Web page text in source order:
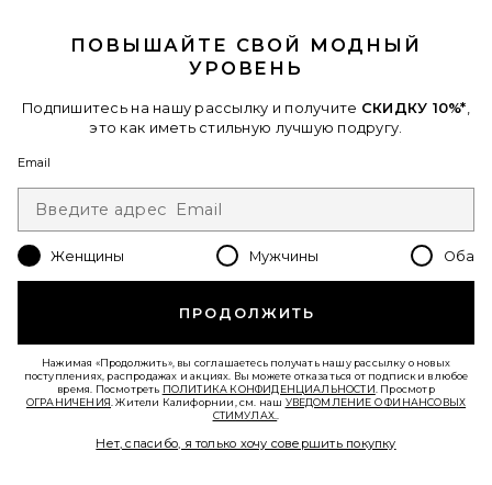
$145
Favorite ШАРФ SUTTON
ШАРФ SUTTON
ПОВЫШАЙТЕ СВОЙ МОДНЫЙ
УРОВЕНЬ
Подпишитесь на нашу рассылку и получите СКИДКУ 10%*
это как иметь стильную лучшую подругу.
Email
Женщины Мужчины Оба
ПРОДОЛЖИТЬ
Нажимая «Продолжить», вы соглашаетесь получать нашу рассылку о новых
поступлениях, распродажах и акциях. Вы можете отказаться от подписки в любое
время. Посмотреть ПОЛИТИКА КОНФИДЕНЦИАЛЬНОСТИ . Просмотр
ОГРАНИЧЕНИЯ . Жители Калифорнии, см. наш УВЕДОМЛЕНИЕ О ФИНАНСОВЫХ
СТИМУЛАХ.
Нет, спасибо, я только хочу совершить покупку